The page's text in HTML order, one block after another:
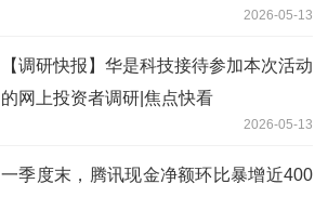
2026-05-13
【调研快报】华是科技接待参加本次活动
的网上投资者调研|焦点快看
2026-05-13
一季度末，腾讯现金净额环比暴增近400